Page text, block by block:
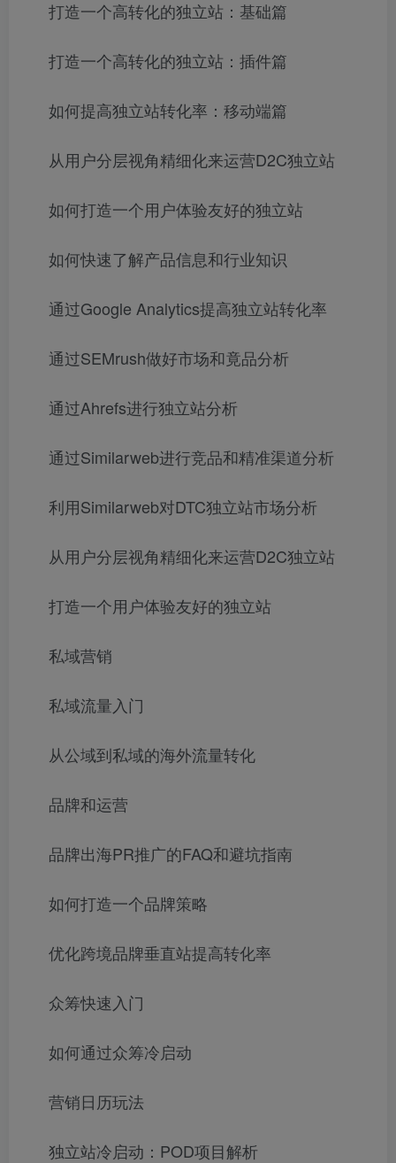
打造一个高转化的独立站：基础篇
打造一个高转化的独立站：插件篇
如何提高独立站转化率：移动端篇
从用户分层视角精细化来运营D2C独立站
如何打造一个用户体验友好的独立站
如何快速了解产品信息和行业知识
通过Google Analytics提高独立站转化率
通过SEMrush做好市场和竟品分析
通过Ahrefs进行独立站分析
通过Similarweb进行竞品和精准渠道分析
利用Similarweb对DTC独立站市场分析
从用户分层视角精细化来运营D2C独立站
打造一个用户体验友好的独立站
私域营销
私域流量入门
从公域到私域的海外流量转化
品牌和运营
品牌出海PR推广的FAQ和避坑指南
如何打造一个品牌策略
优化跨境品牌垂直站提高转化率
众筹快速入门
如何通过众筹冷启动
营销日历玩法
独立站冷启动：POD项目解析